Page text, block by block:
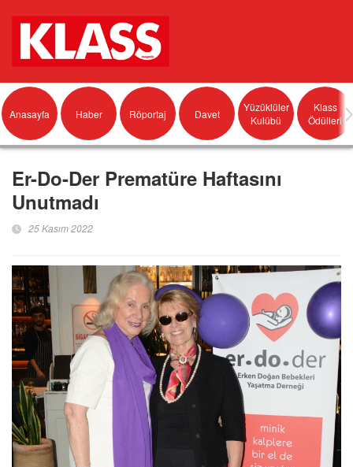
Anasayfa Haber Röportaj Davet
Yüzüklüler
Kulübü
Klass
Ödülleri
Er-Do-Der Prematüre Haftasını
Unutmadı
25 Kasım 2022